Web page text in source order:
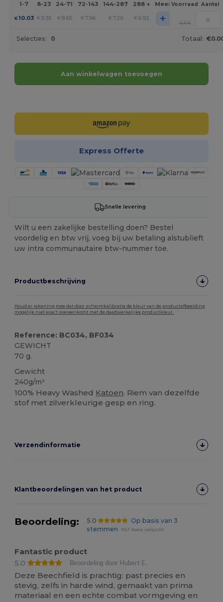
1-7 8-23 24-71 72-143 144-287 288 + MeerVoorraad Aantal
€ 10.03 € 9.35 € 8.65 € 7.96 € 7.26 € 6.92 + 444
Selecties: 0 Totaal:
Aan winkelwagen toevoegen
Express Offerte
Snelle levering
Wilt u een zakelijke bestelling doen? Bestel
voordelig en btw vrij, voeg bij uw betaling alstublieft
uw intra communautaire btw-nummer toe.
Productbeschrijving
Houd er rekening mee dat door schermkalibratie de kleur van de productafbeelding
mogelijk niet exact overeenkomt met de daadwerkelijke productkleur.
Reference: BC034, BF034
GEWICHT
70 g.
Gewicht
240g/m²
100% Heavy Washed Katoen. Riem van dezelfde
stof met zilverkleurige gesp en ring.
Verzendinformatie
Klantbeoordelingen van het product
Beoordeling: 5.0
Op basis van 3
stemmen
467 items verkocht
Fantastic product
5.0
Beoordeling door Hubert E.
Deze Beechfield is prachtig: past precies en
stevig, zelfs in harde wind, gemaakt van prima
materiaal en een echte combat vormgeving en